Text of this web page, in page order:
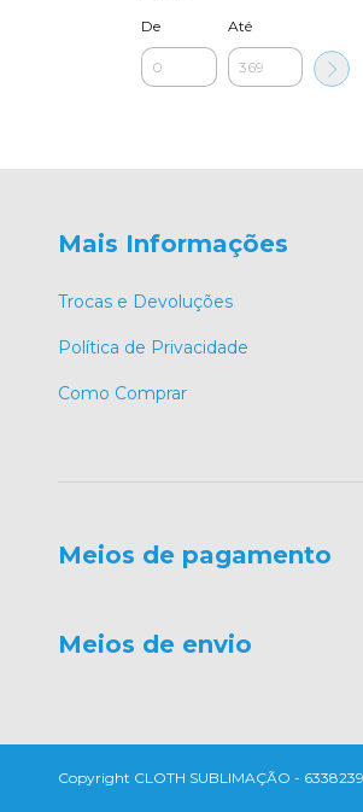
De Até
Mais Informações
Trocas e Devoluções
Política de Privacidade
Como Comprar
Meios de pagamento
Meios de envio
Copyright CLOTH SUBLIMAÇÃO -